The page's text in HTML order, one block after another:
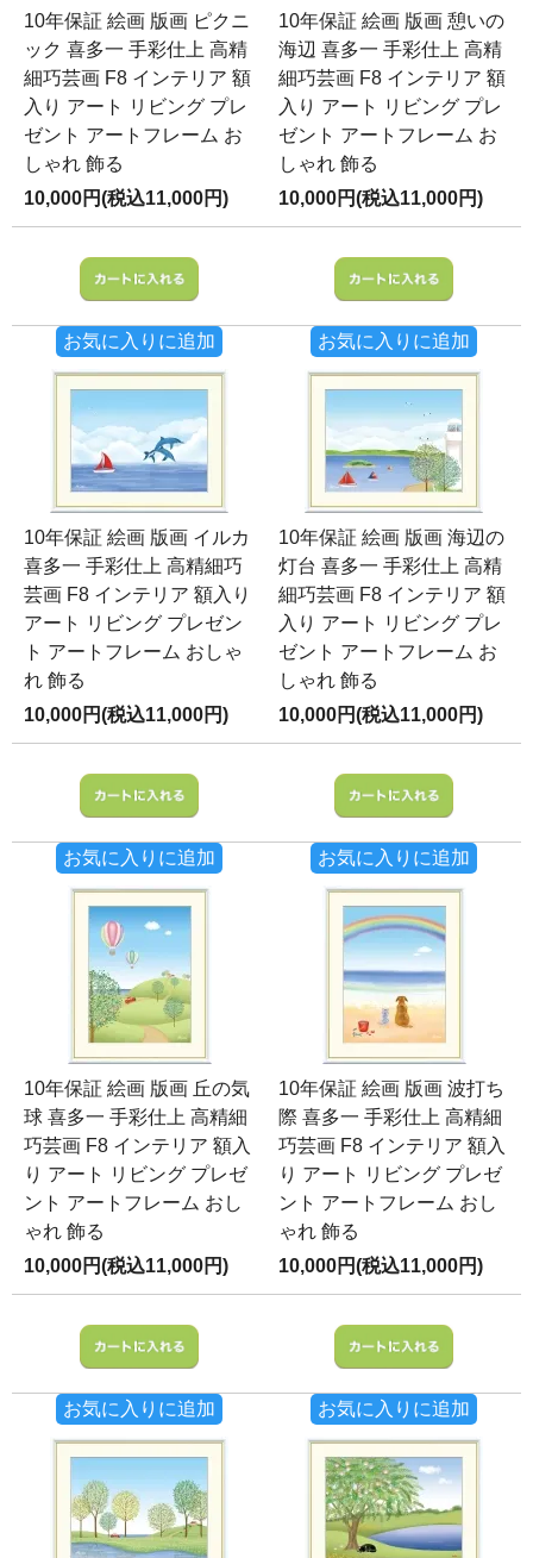
10年保証 絵画 版画 ピクニ
ック 喜多一 手彩仕上 高精
細巧芸画 F8 インテリア 額
入り アート リビング プレ
ゼント アートフレーム お
しゃれ 飾る
10,000円(税込11,000円)
お気に入りに追加
10年保証 絵画 版画 憩いの
海辺 喜多一 手彩仕上 高精
細巧芸画 F8 インテリア 額
入り アート リビング プレ
ゼント アートフレーム お
しゃれ 飾る
10,000円(税込11,000円)
お気に入りに追加
10年保証 絵画 版画 イルカ
喜多一 手彩仕上 高精細巧
芸画 F8 インテリア 額入り
アート リビング プレゼン
ト アートフレーム おしゃ
れ 飾る
10,000円(税込11,000円)
お気に入りに追加
10年保証 絵画 版画 海辺の
灯台 喜多一 手彩仕上 高精
細巧芸画 F8 インテリア 額
入り アート リビング プレ
ゼント アートフレーム お
しゃれ 飾る
10,000円(税込11,000円)
お気に入りに追加
10年保証 絵画 版画 丘の気
球 喜多一 手彩仕上 高精細
巧芸画 F8 インテリア 額入
り アート リビング プレゼ
ント アートフレーム おし
ゃれ 飾る
10,000円(税込11,000円)
お気に入りに追加
10年保証 絵画 版画 波打ち
際 喜多一 手彩仕上 高精細
巧芸画 F8 インテリア 額入
り アート リビング プレゼ
ント アートフレーム おし
ゃれ 飾る
10,000円(税込11,000円)
お気に入りに追加